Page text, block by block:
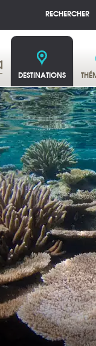
RECHERCHER
DESTINATIONS